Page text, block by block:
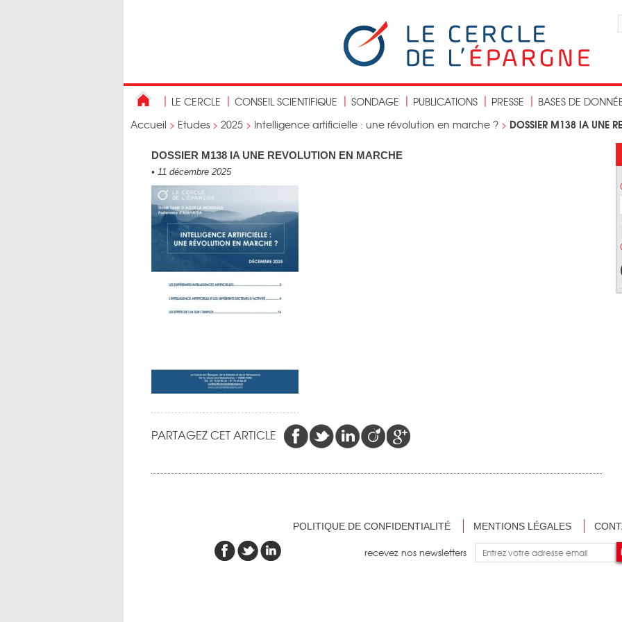
LE CERCLE CONSEIL SCIENTIFIQUE SONDAGE PUBLICATIONS PRESSE
BASES DE
Accueil > Etudes > 2025 > Intelligence artificielle : une révolution en marche ? > DOSSIER M138 IA UNE
DOSSIER M138 IA UNE REVOLUTION EN MARCHE
• 11 décembre 2025
PARTAGEZ CET ARTICLE
POLITIQUE DE CONFIDENTIALITÉ MENTIONS LÉGALES
recevez nos newsletters